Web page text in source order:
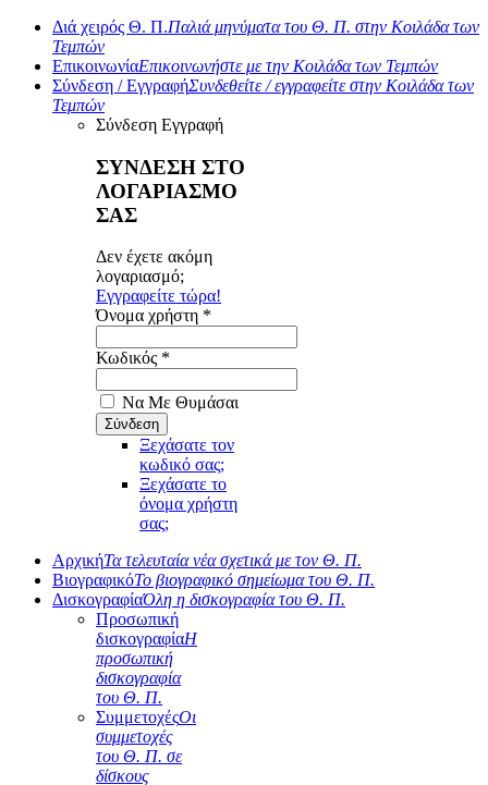
Διά χειρός Θ. Π.Παλιά μηνύματα του Θ. Π. στην Κοιλάδα των
Τεμπών
ΕπικοινωνίαΕπικοινωνήστε με την Κοιλάδα των Τεμπών
Σύνδεση / ΕγγραφήΣυνδεθείτε / εγγραφείτε στην Κοιλάδα των
Τεμπών
Σύνδεση Εγγραφή
ΣΥΝΔΕΣΗ ΣΤΟ
ΛΟΓΑΡΙΑΣΜΟ
ΣΑΣ
Δεν έχετε ακόμη
λογαριασμό;
Εγγραφείτε τώρα!
Όνομα χρήστη *
Κωδικός *
Να Με Θυμάσαι
Ξεχάσατε τον
κωδικό σας;
Ξεχάσατε το
όνομα χρήστη
σας;
ΑρχικήΤα τελευταία νέα σχετικά με τον Θ. Π.
ΒιογραφικόΤο βιογραφικό σημείωμα του Θ. Π.
ΔισκογραφίαΌλη η δισκογραφία του Θ. Π.
Προσωπική
δισκογραφίαΗ
προσωπική
δισκογραφία
του Θ. Π.
ΣυμμετοχέςΟι
συμμετοχές
του Θ. Π. σε
δίσκους